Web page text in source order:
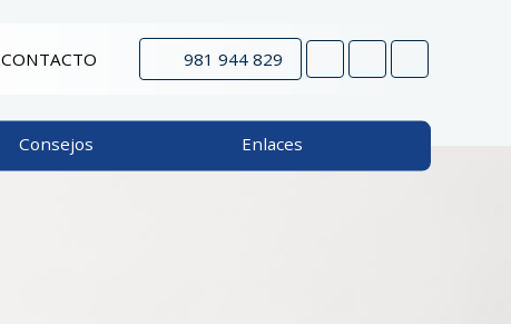
CONTACTO 981 944 829
Consejos Enlaces